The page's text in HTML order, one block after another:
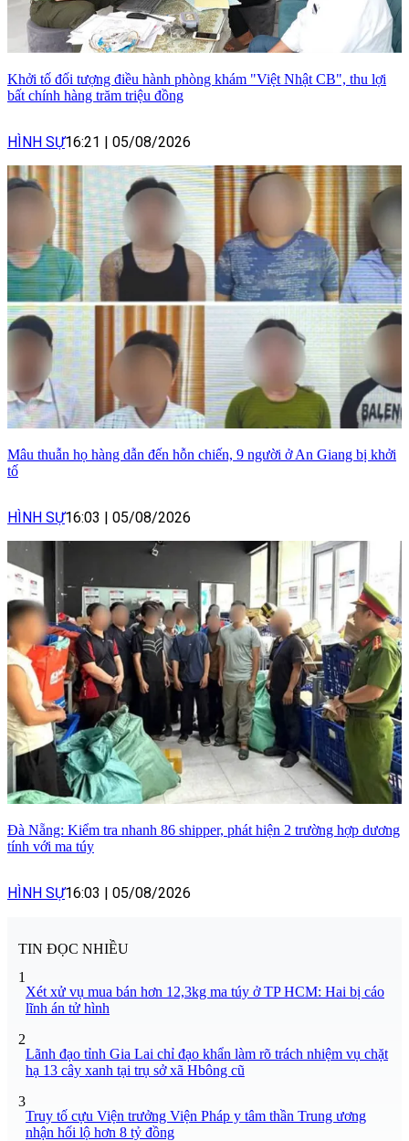
Khởi tố đối tượng điều hành phòng khám "Việt Nhật CB", thu lợi
bất chính hàng trăm triệu đồng
HÌNH SỰ16:21 05/08/2026
Mâu thuẫn họ hàng dẫn đến hỗn chiến, 9 người ở An Giang bị khởi
tố
HÌNH SỰ16:03 05/08/2026
Đà Nẵng: Kiểm tra nhanh 86 shipper, phát hiện 2 trường hợp dương
tính với ma túy
HÌNH SỰ16:03 05/08/2026
TIN ĐỌC NHIỀU
1
Xét xử vụ mua bán hơn 12,3kg ma túy ở TP HCM: Hai bị cáo
lĩnh án tử hình
2
Lãnh đạo tỉnh Gia Lai chỉ đạo khẩn làm rõ trách nhiệm vụ chặt
hạ 13 cây xanh tại trụ sở xã Hbông cũ
3
Truy tố cựu Viện trưởng Viện Pháp y tâm thần Trung ương
nhận hối lộ hơn 8 tỷ đồng